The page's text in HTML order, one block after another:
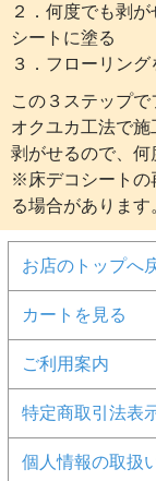
２．何度でも剥
シートに塗る
３．フローリング
この３ステップで
オクユカ工法で
剥がせるので、何
※床デコシートの
る場合があります
お店のトップへ
カートを見る
ご利用案内
特定商取引法表
個人情報の取扱